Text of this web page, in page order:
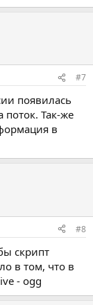
#7
появилась
поток. Так-же
в
#8
скрипт
в том, что в
- ogg